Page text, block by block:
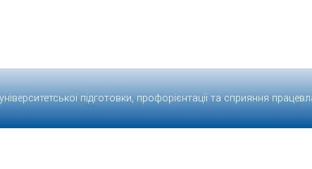
підготовки, профорієнтації та сприяння